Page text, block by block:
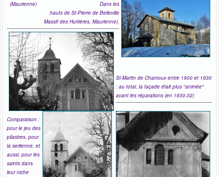
(Maurienne) Dans les
hauts de St-Pierre de Belleville
Massif des Hurtières, Maurienne).
St-Martin de Chamoux entre 1900 et 1930
: au total, la façade était plus "animée"
avant les réparations (en 1930-32)
Comparaison :
pour le jeu des
pilastres, pour
la serlienne, et
aussi, pour les
saints dans
leur niche